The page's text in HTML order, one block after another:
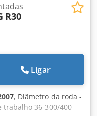
R30
Ligar
, Diâmetro da roda -
trabalho 36-300/400